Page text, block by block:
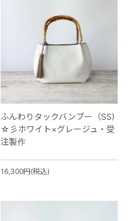
ふんわりタックバンブー（SS)
☆彡ホワイト×グレージュ・受
注製作
16,300円(税込)